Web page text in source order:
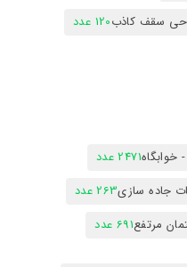
سقف کاذب120 عدد
2471 عدد
جاده سازی263 عدد
مرتفع691 عدد